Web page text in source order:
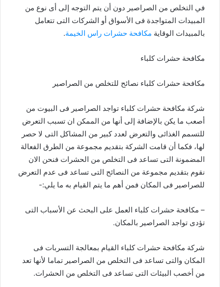
في التخلص من الصراصير دون أن يتم التوجه إلى أى نوع من
المبيدات المتواجدة فى الأسواق أو الشركات التى تتعامل
بالمبيدات الوقاية مكافحة حشرات راس الخيمة.
مكافحة حشرات كلباء
مكافحة حشرات كلباء نصائح للتخلص من الصراصير
شركة مكافحة حشرات كلباء تواجد الصراصير فى البيوت من
أصعب ما يكن بالإضافة إلى أنها من الممكن ان تسبب التعرض
للتسمم الغذائى والتعرض لعدد كبير من المشاكل التى لا حصر
لها، فكما أن قامت الشركة بتقديم مجموعة من الطرق الفعالة
المضمونة التى تساعد فى التخلص من الحشرات فنحن الان
نقوم بتقديم مجموعة من النصائح التى تساعد فى عدم التعرض
للصراصير فى المكان فمن أهم ما يتم القيام به ما يلي:-
– مكافحة حشرات كلباء العمل على البحث عن الأسباب التى
تؤدى تواجد الصراصير بالمكان.
شركة مكافحة حشرات كلباء القيام بمعالجة التسربات فى
المكان والتى تساعد فى التخلص من الصراصير تماما لأنها تعد
من أخصب البيئات التى تساعد فى التخلص من الحشرات.